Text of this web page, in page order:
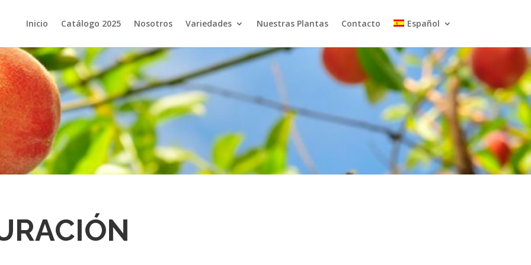
Inicio Catálogo 2025 Nosotros Variedades Nuestras Plantas Contacto Español